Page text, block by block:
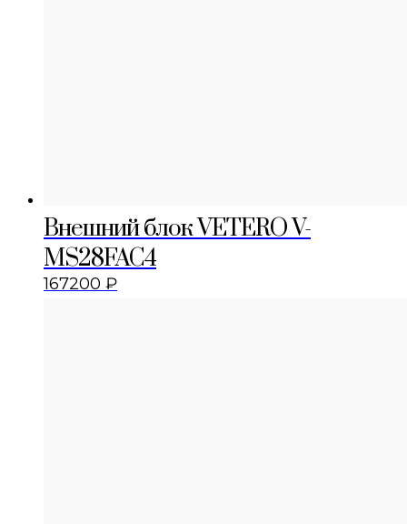
Внешний блок VETERO V-
MS28FAC4
167200 ₽